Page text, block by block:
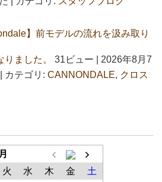
】前モデルの流れを汲み取り
ました。 31ビュー
2026年8月7
カテゴリ: CANNONDALE, クロス
火 水 木 金
土